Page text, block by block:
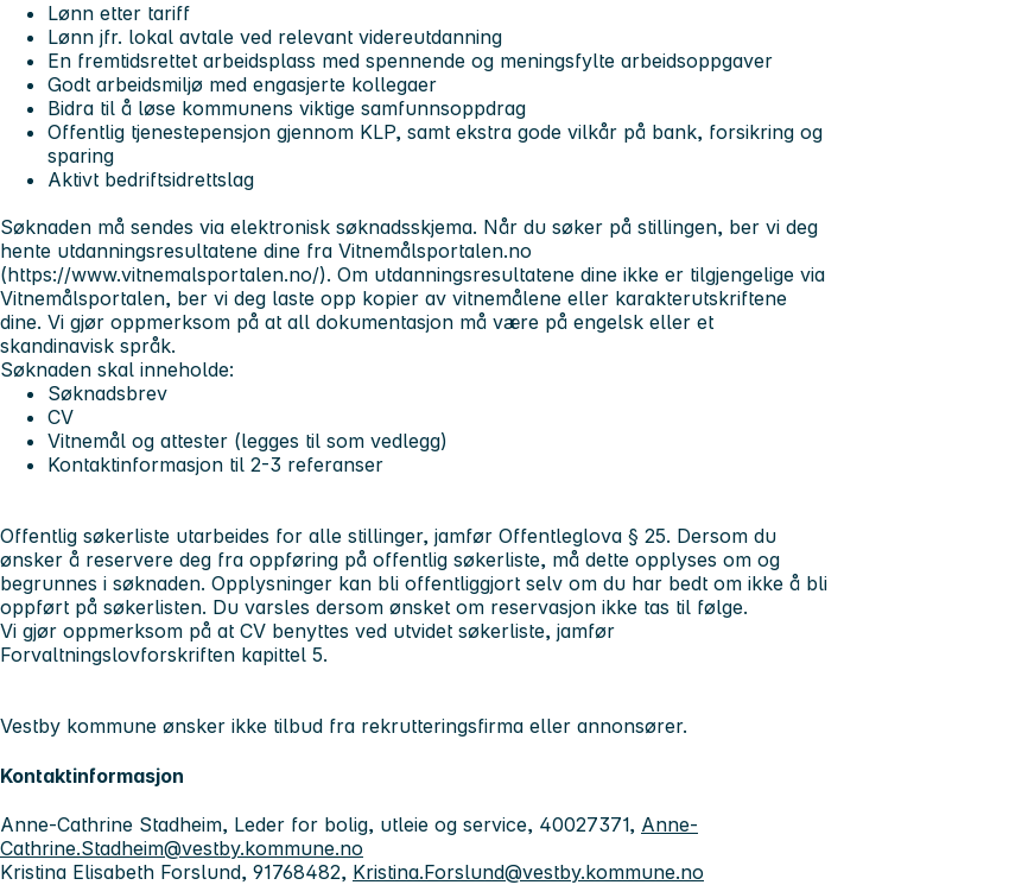
Lønn etter tariff
Lønn jfr. lokal avtale ved relevant videreutdanning
En fremtidsrettet arbeidsplass med spennende og meningsfylte arbeidsoppgaver
Godt arbeidsmiljø med engasjerte kollegaer
Bidra til å løse kommunens viktige samfunnsoppdrag
Offentlig tjenestepensjon gjennom KLP, samt ekstra gode vilkår på bank, forsikring og
sparing
Aktivt bedriftsidrettslag
Søknaden må sendes via elektronisk søknadsskjema. Når du søker på stillingen, ber vi deg
hente utdanningsresultatene dine fra Vitnemålsportalen.no
(https://www.vitnemalsportalen.no/). Om utdanningsresultatene dine ikke er tilgjengelige via
Vitnemålsportalen, ber vi deg laste opp kopier av vitnemålene eller karakterutskriftene
dine. Vi gjør oppmerksom på at all dokumentasjon må være på engelsk eller et
skandinavisk språk.
Søknaden skal inneholde:
Søknadsbrev
CV
Vitnemål og attester (legges til som vedlegg)
Kontaktinformasjon til 2-3 referanser
Offentlig søkerliste utarbeides for alle stillinger, jamfør Offentleglova § 25. Dersom du
ønsker å reservere deg fra oppføring på offentlig søkerliste, må dette opplyses om og
begrunnes i søknaden. Opplysninger kan bli offentliggjort selv om du har bedt om ikke å bli
oppført på søkerlisten. Du varsles dersom ønsket om reservasjon ikke tas til følge.
Vi gjør oppmerksom på at CV benyttes ved utvidet søkerliste, jamfør
Forvaltningslovforskriften kapittel 5.
Vestby kommune ønsker ikke tilbud fra rekrutteringsfirma eller annonsører.
Kontaktinformasjon
Anne-Cathrine Stadheim, Leder for bolig, utleie og service, 40027371, Anne-
Cathrine.Stadheim@vestby.kommune.no
Kristina Elisabeth Forslund, 91768482, Kristina.Forslund@vestby.kommune.no